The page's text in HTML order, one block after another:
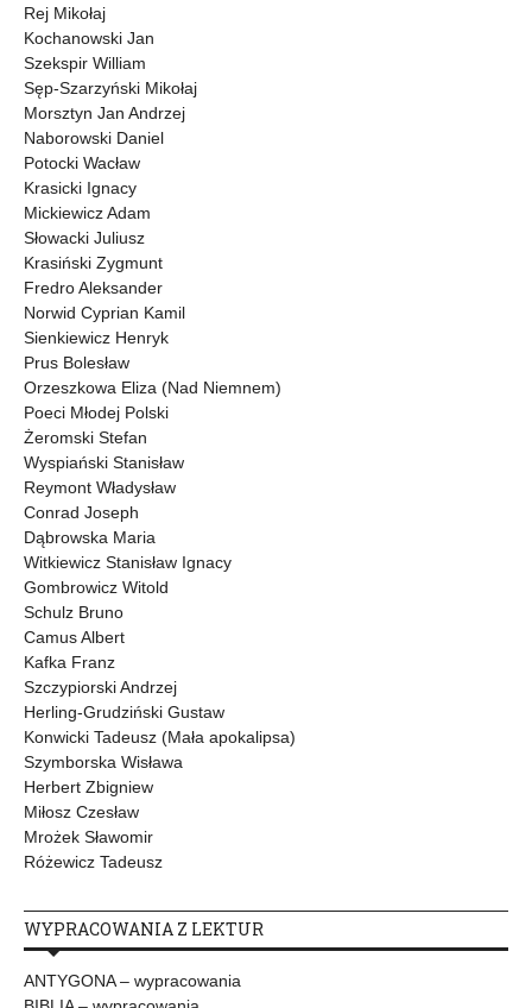
Rej Mikołaj
Kochanowski Jan
Szekspir William
Sęp-Szarzyński Mikołaj
Morsztyn Jan Andrzej
Naborowski Daniel
Potocki Wacław
Krasicki Ignacy
Mickiewicz Adam
Słowacki Juliusz
Krasiński Zygmunt
Fredro Aleksander
Norwid Cyprian Kamil
Sienkiewicz Henryk
Prus Bolesław
Orzeszkowa Eliza (Nad Niemnem)
Poeci Młodej Polski
Żeromski Stefan
Wyspiański Stanisław
Reymont Władysław
Conrad Joseph
Dąbrowska Maria
Witkiewicz Stanisław Ignacy
Gombrowicz Witold
Schulz Bruno
Camus Albert
Kafka Franz
Szczypiorski Andrzej
Herling-Grudziński Gustaw
Konwicki Tadeusz (Mała apokalipsa)
Szymborska Wisława
Herbert Zbigniew
Miłosz Czesław
Mrożek Sławomir
Różewicz Tadeusz
WYPRACOWANIA Z LEKTUR
ANTYGONA – wypracowania